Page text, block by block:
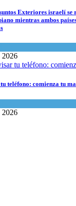
Exteriores israelí se
mientras ambos
2026
teléfono: comienza tu
2026